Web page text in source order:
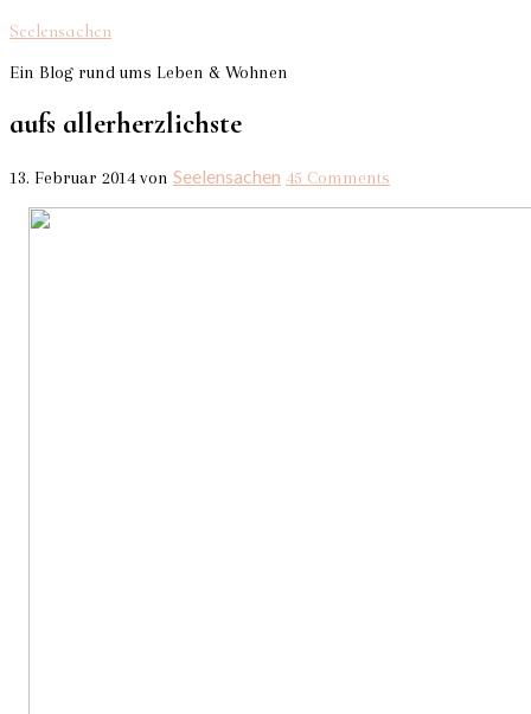
Seelensachen
Ein Blog rund ums Leben & Wohnen
aufs allerherzlichste
13. Februar 2014von Seelensachen 45 Comments